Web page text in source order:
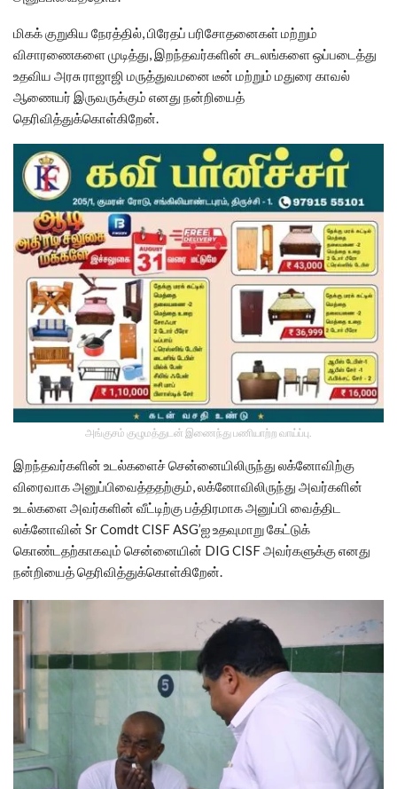
மிகக் குறுகிய நேரத்தில், பிரேதப் பரிசோதனைகள் மற்றும்
விசாரணைகளை முடித்து, இறந்தவர்களின் சடலங்களை ஒப்படைத்து
உதவிய அரசு ராஜாஜி மருத்துவமனை டீன் மற்றும் மதுரை காவல்
ஆணையர் இருவருக்கும் எனது நன்றியைத்
தெரிவித்துக்கொள்கிறேன்.
அங்குசம் குழுமத்துடன் இணைந்து பணியாற்ற வாய்ப்பு.
இறந்தவர்களின் உடல்களைச் சென்னையிலிருந்து லக்னோவிற்கு
விரைவாக அனுப்பிவைத்ததற்கும், லக்னோவிலிருந்து அவர்களின்
உடல்களை அவர்களின் வீட்டிற்கு பத்திரமாக அனுப்பி வைத்திட
லக்னோவின் Sr Comdt CISF ASG’ஐ உதவுமாறு கேட்டுக்
கொண்டதற்காகவும் சென்னையின் DIG CISF அவர்களுக்கு எனது
நன்றியைத் தெரிவித்துக்கொள்கிறேன்.